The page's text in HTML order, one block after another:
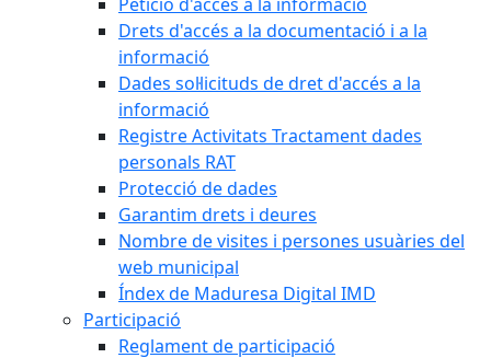
Drets d'accés a la documentació i a la
informació
Dades sol·licituds de dret d'accés a la
informació
Registre Activitats Tractament dades
personals RAT
Protecció de dades
Garantim drets i deures
Nombre de visites i persones usuàries del
web municipal
Índex de Maduresa Digital IMD
Participació
Reglament de participació